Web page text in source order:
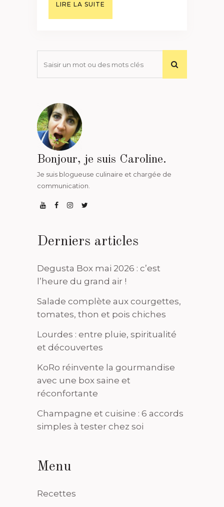
LIRE LA SUITE
Bonjour, je suis Caroline.
Je suis blogueuse culinaire et chargée de
communication.
Derniers articles
Degusta Box mai 2026 : c’est
l’heure du grand air !
Salade complète aux courgettes,
tomates, thon et pois chiches
Lourdes : entre pluie, spiritualité
et découvertes
KoRo réinvente la gourmandise
avec une box saine et
réconfortante
Champagne et cuisine : 6 accords
simples à tester chez soi
Menu
Recettes